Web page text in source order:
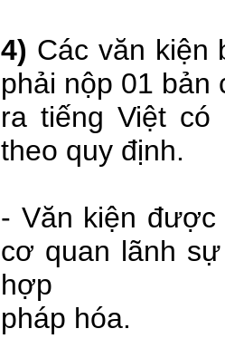
4) Các văn kiện
phải nộp 01 bản
ra tiếng Việt
theo quy định.
- Văn kiện
cơ quan lãnh
hợp
pháp hóa.